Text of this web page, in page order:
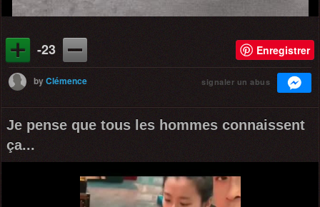
-23 Enregistrer
byClémence signaler un abus
Je pense que tous les hommes connaissent
ça...